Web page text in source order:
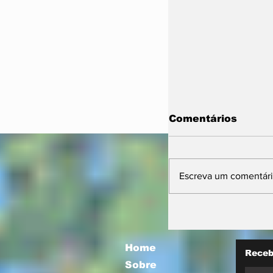
mira
com a
Comentários
Escreva um
Home
Sobre